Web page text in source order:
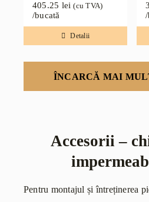
405.25 lei (cu TVA)
/bucată
Detalii
ÎNCARCĂ MAI
Accesorii –
Pentru montajul și întreținerea